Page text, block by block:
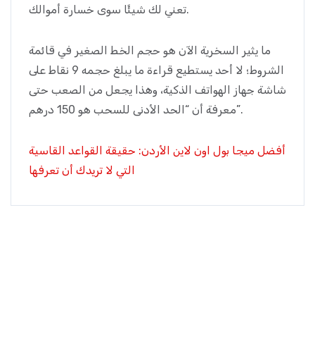
تعني لك شيئًا سوى خسارة أموالك.
ما يثير السخرية الآن هو حجم الخط الصغير في قائمة
الشروط؛ لا أحد يستطيع قراءة ما يبلغ حجمه 9 نقاط على
شاشة جهاز الهواتف الذكية، وهذا يجعل من الصعب حتى
معرفة أن “الحد الأدنى للسحب هو 150 درهم”.
أفضل ميجا بول اون لاين الأردن: حقيقة القواعد القاسية
التي لا تريدك أن تعرفها